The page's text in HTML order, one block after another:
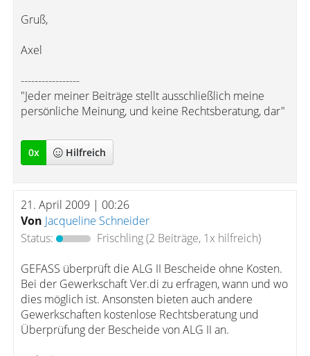
Gruß,
Axel
-----------------
"Jeder meiner Beiträge stellt ausschließlich meine
persönliche Meinung, und keine Rechtsberatung, dar"
0x Hilfreich
21. April 2009 | 00:26
Von Jacqueline Schneider
Status:
Frischling(2 Beiträge, 1x hilfreich)
GEFASS überprüft die ALG II Bescheide ohne Kosten.
Bei der Gewerkschaft Ver.di zu erfragen, wann und wo
dies möglich ist. Ansonsten bieten auch andere
Gewerkschaften kostenlose Rechtsberatung und
Überprüfung der Bescheide von ALG II an.